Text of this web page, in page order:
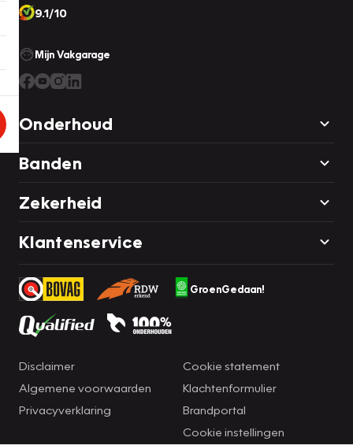
9.1/10
Mijn Vakgarage
Onderhoud
Banden
Zekerheid
Klantenservice
GroenGedaan!
Disclaimer
Algemene voorwaarden
Privacyverklaring
Cookie statement
Klachtenformulier
Brandportal
Cookie instellingen